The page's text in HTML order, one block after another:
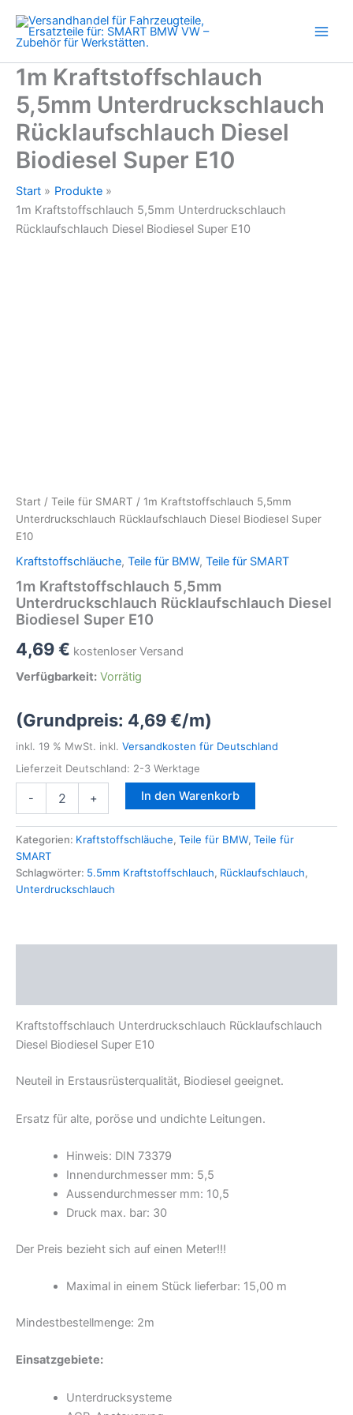
Inhalt
springen
1m Kraftstoffschlauch
5,5mm Unterdruckschlauch
Rücklaufschlauch Diesel
Biodiesel Super E10
Start
Produkte
1m Kraftstoffschlauch 5,5mm Unterdruckschlauch
Rücklaufschlauch Diesel Biodiesel Super E10
Start / Teile für SMART / 1m Kraftstoffschlauch 5,5mm
Unterdruckschlauch Rücklaufschlauch Diesel Biodiesel Super
E10
Kraftstoffschläuche, Teile für BMW, Teile für SMART
1m Kraftstoffschlauch 5,5mm
Unterdruckschlauch Rücklaufschlauch Diesel
Biodiesel Super E10
4,69€ kostenloser Versand
Verfügbarkeit: Vorrätig
(Grundpreis: 4,69€/m)
inkl. 19 % MwSt. inkl. Versandkosten für Deutschland
Lieferzeit Deutschland: 2-3 Werktage
-
Kraftstoffschlauch
Unterdruckschlauch
Rücklaufschlauch
Diesel
Biodiesel
+ In den Warenkorb
Kategorien: Kraftstoffschläuche, Teile für BMW, Teile für
SMART
Schlagwörter: 5.5mm Kraftstoffschlauch, Rücklaufschlauch,
Unterdruckschlauch
Kraftstoffschlauch Unterdruckschlauch Rücklaufschlauch
Diesel Biodiesel Super E10
Neuteil in Erstausrüsterqualität, Biodiesel geeignet.
Ersatz für alte, poröse und undichte Leitungen.
Hinweis: DIN 73379
Innendurchmesser mm: 5,5
Aussendurchmesser mm: 10,5
Druck max. bar: 30
Der Preis bezieht sich auf einen Meter!!!
Maximal in einem Stück lieferbar: 15,00 m
Mindestbestellmenge: 2m
Einsatzgebiete:
Unterdrucksysteme
Biodiesel
Super
E10
Menge